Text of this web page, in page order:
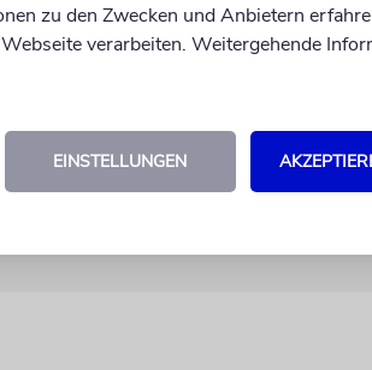
zu den Zwecken und Anbietern
verarbeiten. Weitergehende
EINSTELLUNGEN